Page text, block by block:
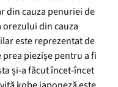
din cauza penuriei de
din cauza
este reprezentat de
piezișe pentru a fi
și-a făcut încet-încet